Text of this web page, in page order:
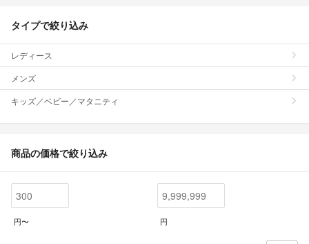
タイプで絞り込み
レディース
メンズ
キッズ／ベビー／マタニティ
商品の価格で絞り込み
円〜 円